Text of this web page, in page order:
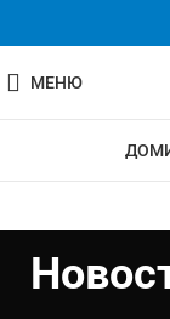
МЕНЮ